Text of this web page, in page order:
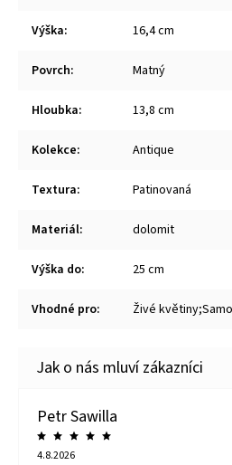
Výška: 16,4 cm
Povrch: Matný
Hloubka: 13,8 cm
Kolekce: Antique
Textura: Patinovaná
Materiál: dolomit
Výška do: 25 cm
Vhodné pro: Živé
Petr Sawilla
4.8.2026